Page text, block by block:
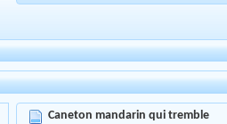
Caneton mandarin qui tremble